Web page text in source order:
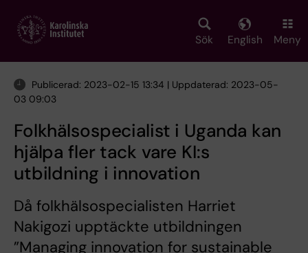
main
Sök English Meny
Publicerad: 2023-02-15 13:34 | Uppdaterad: 2023-05-
03 09:03
Folkhälsospecialist i Uganda kan
hjälpa fler tack vare KI:s
utbildning i innovation
Då folkhälsospecialisten Harriet
Nakigozi upptäckte utbildningen
”Managing innovation for sustainable